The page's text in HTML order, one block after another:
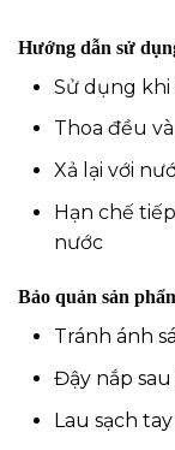
Hướng dẫn sử
Sử dụng khi
Thoa đều
Xả lại với
Hạn chế
nước
Bảo quản sản
Tránh ánh
Đậy nắp
Lau sạch